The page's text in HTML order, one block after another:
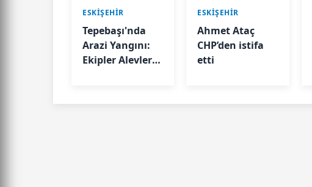
ESKIŞEHIR
Tepebaşı'nda
Arazi Yangını:
Ekipler Alevleri
ESKIŞEHIR
Ahmet Ataç
CHP’den istifa
etti